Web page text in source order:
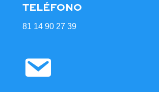
TELÉFONO
81 14 90 27 39